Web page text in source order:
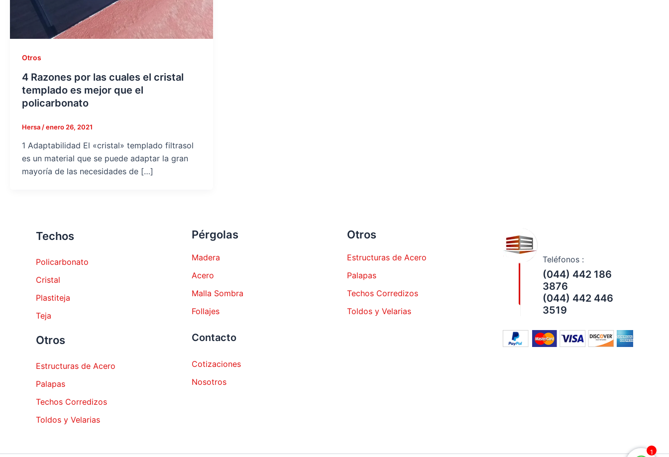
Otros
4 Razones por las cuales el cristal
templado es mejor que el
policarbonato
Hersa /enero 26, 2021
1 Adaptabilidad El «cristal» templado filtrasol
es un material que se puede adaptar la gran
mayoría de las necesidades de […]
Techos
Policarbonato
Cristal
Plastiteja
Teja
Otros
Estructuras de Acero
Palapas
Techos Corredizos
Toldos y Velarias
Pérgolas
Madera
Acero
Malla Sombra
Follajes
Contacto
Cotizaciones
Nosotros
Otros
Estructuras de Acero
Palapas
Techos Corredizos
Toldos y Velarias
Teléfonos :
(044) 442 186
3876
(044) 442 446
3519
1